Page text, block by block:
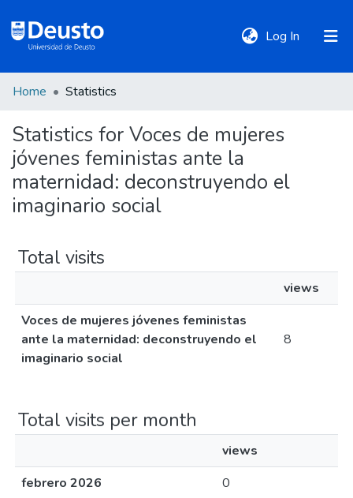
Log In (current)
Communities
&
Collections
Policies
Home Statistics
Statistics for Voces de mujeres
jóvenes feministas ante la
maternidad: deconstruyendo el
imaginario social
Total visits
views
Voces de mujeres jóvenes feministas
ante la maternidad: deconstruyendo el
imaginario social
8
Total visits per month
views
febrero 2026
0